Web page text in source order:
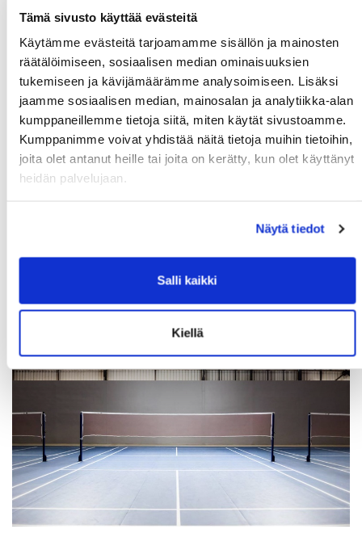
Tämä sivusto käyttää evästeitä
Käytämme evästeitä tarjoamamme sisällön ja mainosten
räätälöimiseen, sosiaalisen median ominaisuuksien
tukemiseen ja kävijämäärämme analysoimiseen. Lisäksi
jaamme sosiaalisen median, mainosalan ja analytiikka-alan
kumppaneillemme tietoja siitä, miten käytät sivustoamme.
Kumppanimme voivat yhdistää näitä tietoja muihin tietoihin,
joita olet antanut heille tai joita on kerätty, kun olet käyttänyt
heidän palvelujaan.
Näytä tiedot
Salli kaikki
Kiellä
Latest news
06.08. Fall Calendars will be published on Mon 17.8.2026
Get your new MoWe Card now
24.06. Welcome new students!
12.06. Summer opening hours for gyms
10.06. Wanted: New instructors
MoWe Calendar
MoWe Calendar keeps you updated with
CampusMoWe services and events!